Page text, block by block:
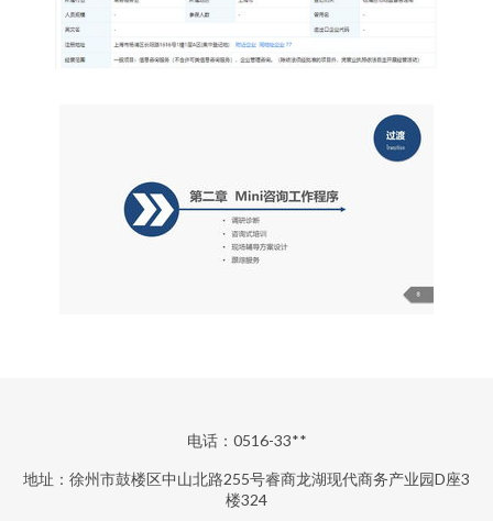
电话：0516-33**
地址：徐州市鼓楼区中山北路255号睿商龙湖现代商务产业园D座3
楼324